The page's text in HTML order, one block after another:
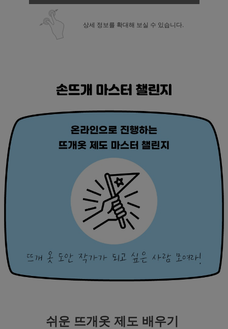
상세 정보를 확대해 보실 수 있습니다.
쉬운 뜨개옷 제도 배우기